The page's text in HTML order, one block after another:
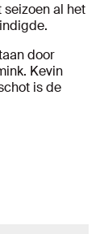
al het
door
Kevin
is de